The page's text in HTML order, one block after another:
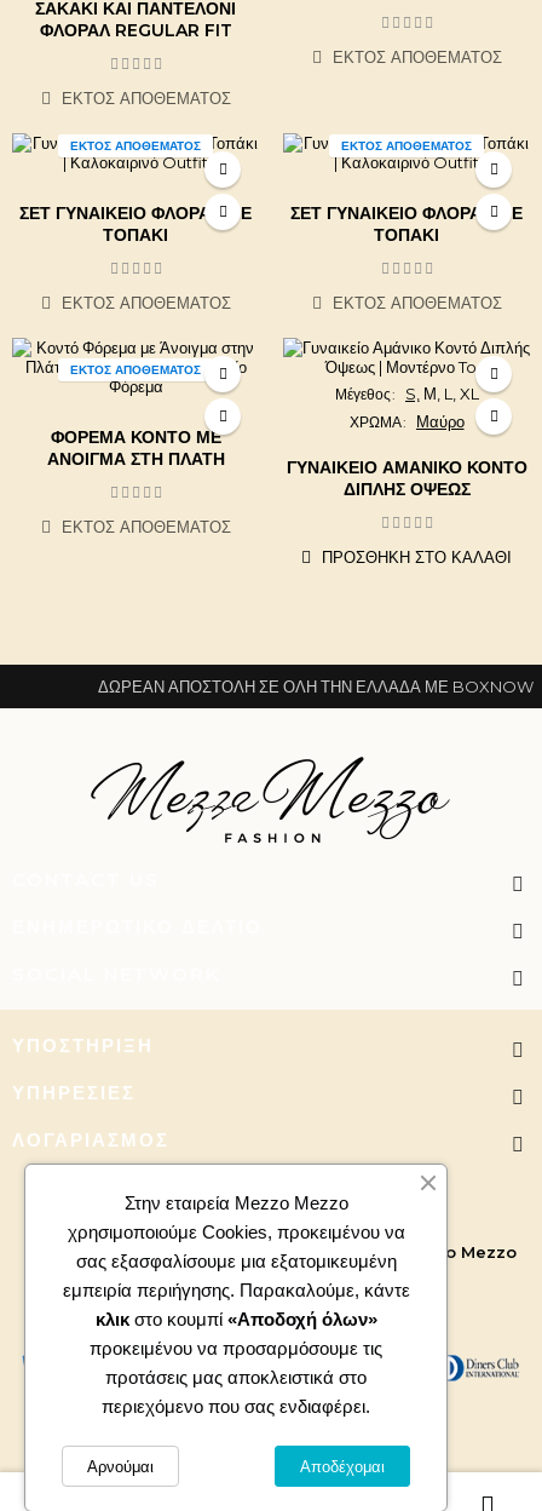
0
ΣΑΚΆΚΙ ΚΑΙ ΠΑΝΤΕΛΌΝΙ
ΦΛΟΡΆΛ REGULAR FIT
ΕΚΤΌΣ ΑΠΟΘΈΜΑΤΟΣ
ΕΚΤΌΣ ΑΠΟΘΈΜΑΤΟΣ
ΕΚΤΌΣ ΑΠΟΘΈΜΑΤΟΣ
ΣΕΤ ΓΥΝΑΙΚΕΊΟ ΦΛΟΡΆΛ ΜΕ
ΤΟΠΆΚΙ
ΕΚΤΌΣ ΑΠΟΘΈΜΑΤΟΣ
ΕΚΤΌΣ ΑΠΟΘΈΜΑΤΟΣ
ΣΕΤ ΓΥΝΑΙΚΕΊΟ ΦΛΟΡΆΛ ΜΕ
ΤΟΠΆΚΙ
ΕΚΤΌΣ ΑΠΟΘΈΜΑΤΟΣ
ΕΚΤΌΣ ΑΠΟΘΈΜΑΤΟΣ
ΦΌΡΕΜΑ ΚΟΝΤΌ ΜΕ
ΆΝΟΙΓΜΑ ΣΤΗ ΠΛΆΤΗ
ΕΚΤΌΣ ΑΠΟΘΈΜΑΤΟΣ
Μέγεθος S, Μ, L, XL
ΧΡΩΜΑ Μαύρο
ΓΥΝΑΙΚΕΊΟ ΑΜΆΝΙΚΟ ΚΟΝΤΌ
ΔΙΠΛΉΣ ΌΨΕΩΣ
ΠΡΟΣΘΉΚΗ ΣΤΟ ΚΑΛΆΘΙ
ΑΠΟΣΤΟΛΉ ΣΕ ΌΛΗ ΤΗΝ ΕΛΛΆΔΑ ΜΕ BOXNOW
ΥΠΟΣΤΉΡΙΞΗ
ΥΠΗΡΕΣΊΕΣ
ΛΟΓΑΡΙΑΣΜΌΣ
Copyright 2026 - All right reserved. Powered by Mezzo Mezzo
Στην εταιρεία Mezzo Mezzo
χρησιμοποιούμε Cookies, προκειμένου να
σας εξασφαλίσουμε μια εξατομικευμένη
εμπειρία περιήγησης. Παρακαλούμε, κάντε
κλικ στο κουμπί «Αποδοχή όλων»
προκειμένου να προσαρμόσουμε τις
προτάσεις μας αποκλειστικά στο
περιεχόμενο που σας ενδιαφέρει.
Αποδέχομαι
Αρνούμαι